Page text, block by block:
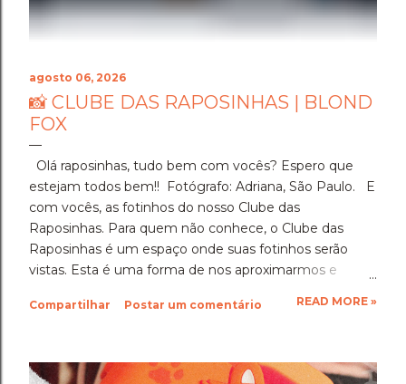
agosto 06, 2026
📸 CLUBE DAS RAPOSINHAS | BLOND
FOX
Olá raposinhas, tudo bem com vocês? Espero que
estejam todos bem!! Fotógrafo: Adriana, São Paulo. E
com vocês, as fotinhos do nosso Clube das
Raposinhas. Para quem não conhece, o Clube das
Raposinhas é um espaço onde suas fotinhos serão
vistas. Esta é uma forma de nos aproximarmos e
basta enviar suas fotinhos para o nosso e-mail
onde você é, e se preferir, contar um pouquinho sobre
Compartilhar Postar um comentário READ MORE »